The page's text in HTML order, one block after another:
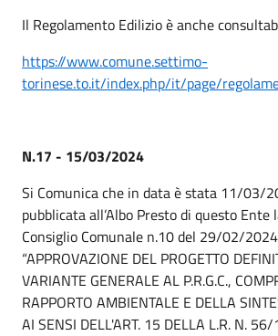
Il Regolamento Edilizio è anche
https://www.comune.settimo-
torinese.to.it/index.php/it/page/
N.17 - 15/03/2024
Si Comunica che in data è stata 11/03/
pubblicata all’Albo Presto di questo Ente
Consiglio Comunale n.10 del 29/02/
“APPROVAZIONE DEL PROGETTO
VARIANTE GENERALE AL P.R.G.C.,
RAPPORTO AMBIENTALE E DELLA
AI SENSI DELL'ART. 15 DELLA L.R. N. 56/